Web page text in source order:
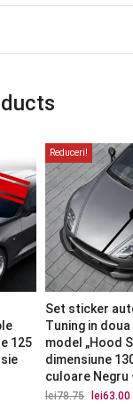
125
Reduceri!
Set sticker
Tuning in
model „Hood
dimensiune
culoare Negru
lei78.75
Prețul
lei63.00